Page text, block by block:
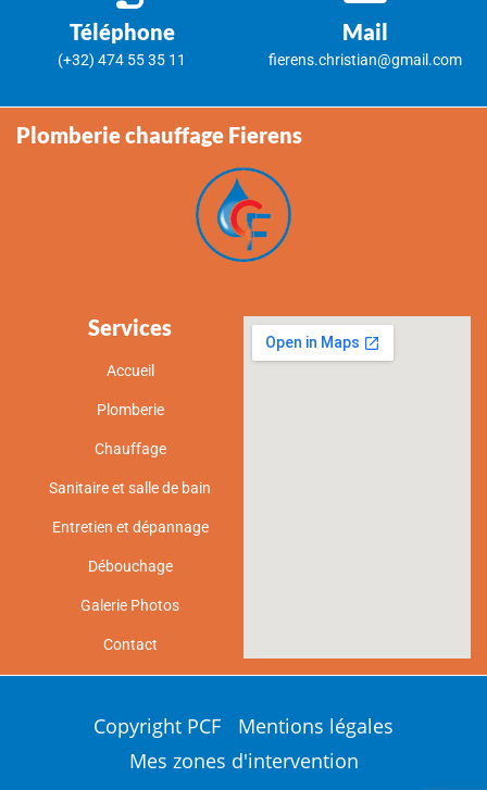
Téléphone
(+32) 474 55 35 11
Mail
fierens.christian@gmail.com
Plomberie chauffage Fierens
Services
Accueil
Plomberie
Chauffage
Sanitaire et salle de bain
Entretien et dépannage
Débouchage
Galerie Photos
Contact
Copyright PCF
Mentions légales
Mes zones d'intervention